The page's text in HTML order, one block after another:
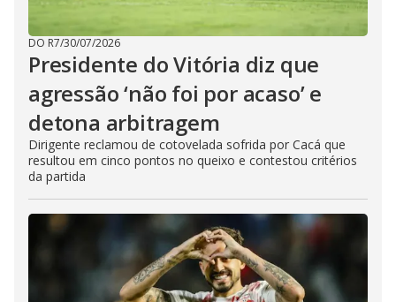
DO R7/30/07/2026
Presidente do Vitória diz que
agressão ‘não foi por acaso’ e
detona arbitragem
Dirigente reclamou de cotovelada sofrida por Cacá que
resultou em cinco pontos no queixo e contestou critérios
da partida